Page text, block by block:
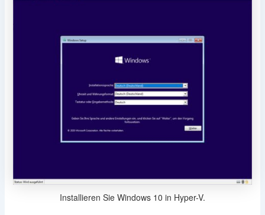
Installieren Sie Windows 10 in Hyper-V.